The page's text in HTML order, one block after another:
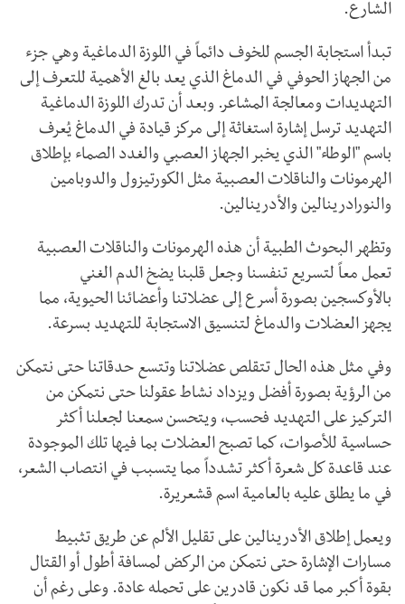
الشارع.
تبدأ استجابة الجسم للخوف دائماً في اللوزة الدماغية وهي جزء
من الجهاز الحوفي في الدماغ الذي يعد بالغ الأهمية للتعرف إلى
التهديدات ومعالجة المشاعر. وبعد أن تدرك اللوزة الدماغية
التهديد ترسل إشارة استغاثة إلى مركز قيادة في الدماغ يُعرف
باسم "الوطاء" الذي يخبر الجهاز العصبي والغدد الصماء بإطلاق
الهرمونات والناقلات العصبية مثل الكورتيزول والدوبامين
والنورادرينالين والأدرينالين.
وتظهر البحوث الطبية أن هذه الهرمونات والناقلات العصبية
تعمل معاً لتسريع تنفسنا وجعل قلبنا يضخ الدم الغني
بالأوكسجين بصورة أسرع إلى عضلاتنا وأعضائنا الحيوية، مما
يجهز العضلات والدماغ لتنسيق الاستجابة للتهديد بسرعة.
وفي مثل هذه الحال تتقلص عضلاتنا وتتسع حدقاتنا حتى نتمكن
من الرؤية بصورة أفضل ويزداد نشاط عقولنا حتى نتمكن من
التركيز على التهديد فحسب، ويتحسن سمعنا لجعلنا أكثر
حساسية للأصوات، كما تصبح العضلات بما فيها تلك الموجودة
عند قاعدة كل شعرة أكثر تشدداً مما يتسبب في انتصاب الشعر،
في ما يطلق عليه بالعامية اسم قشعريرة.
ويعمل إطلاق الأدرينالين على تقليل الألم عن طريق تثبيط
مسارات الإشارة حتى نتمكن من الركض لمسافة أطول أو القتال
بقوة أكبر مما قد نكون قادرين على تحمله عادة. وعلى رغم أن